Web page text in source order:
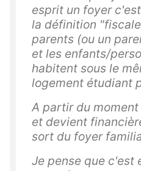
esprit un foyer
la définition
parents (ou un
et les enfants/
habitent sous le
logement étudiant
A partir du
et devient
sort du foyer
Je pense que c'est